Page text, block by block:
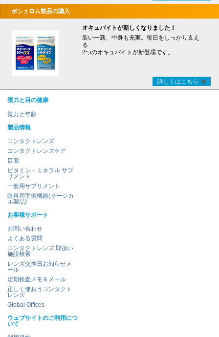
ボシュロム製品の購入
オキュバイトが新しくなりました！
装い一新、中身も充実。毎日をしっかり支え
る
2つのオキュバイトが新登場です。
詳しくはこちら
視力と目の健康
視力と年齢
製品情報
コンタクトレンズ
コンタクトレンズケア
目薬
ビタミン・ミネラル サプ
リメント
一般用サプリメント
眼科用手術機器(サージカ
ル製品)
お客様サポート
お問い合わせ
よくある質問
コンタクトレンズ 取扱い
施設検索
レンズ交換日お知らせメ
ール
定期検査メモ＆メール
正しく使おうコンタクト
レンズ
Global Offices
ウェブサイトのご利用につ
いて